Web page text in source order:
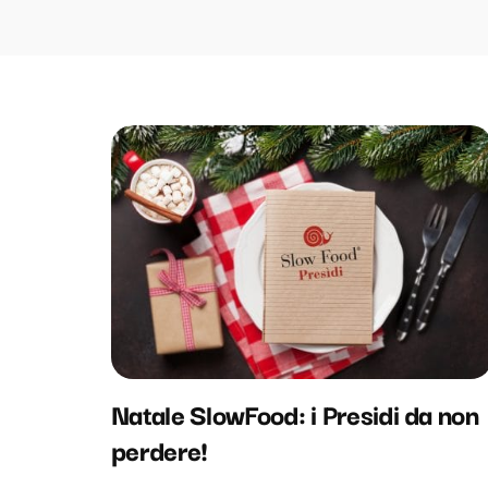
Natale SlowFood: i Presidi da non
perdere!